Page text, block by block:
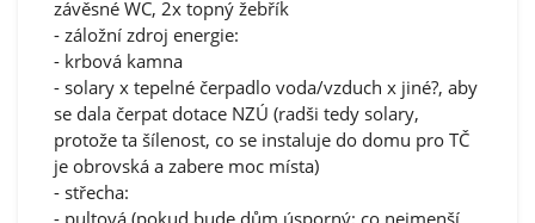
závěsné WC, 2x topný žebřík
- záložní zdroj energie:
- krbová kamna
- solary x tepelné čerpadlo voda/vzduch x jiné?, aby
se dala čerpat dotace NZÚ (radši tedy solary,
protože ta šílenost, co se instaluje do domu pro TČ
je obrovská a zabere moc místa)
- střecha: